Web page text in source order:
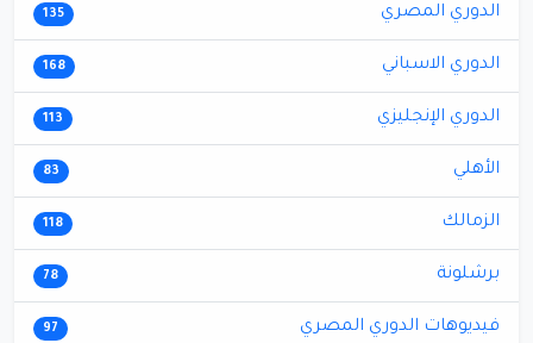
الدوري المصري 135
الدوري الاسباني 168
الدوري الإنجليزي 113
الأهلي 83
الزمالك 118
برشلونة 78
فيديوهات الدوري المصري 97